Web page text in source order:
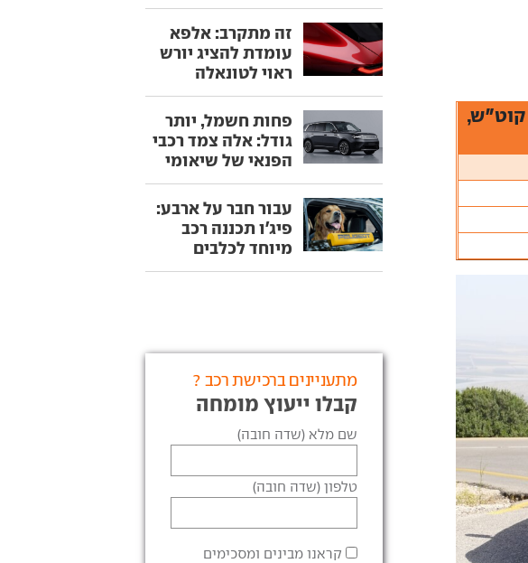
יונדאי איוניק 6, הנעה אחורית, 228 כ"ס, סוללת 77.4 קוט"ש,
זה מתקרב: אלפא
עומדת להציג יורש
ראוי לטונאלה
פחות חשמל, יותר
גודל: אלה צמד רכבי
הפנאי של שיאומי
עבור חבר על ארבע:
פיג'ו תכננה רכב
מיוחד לכלבים
מתעניינים ברכישת רכב ?
קבלו ייעוץ מומחה
שם מלא (שדה חובה)
טלפון (שדה חובה)
קראנו מבינים ומסכימים